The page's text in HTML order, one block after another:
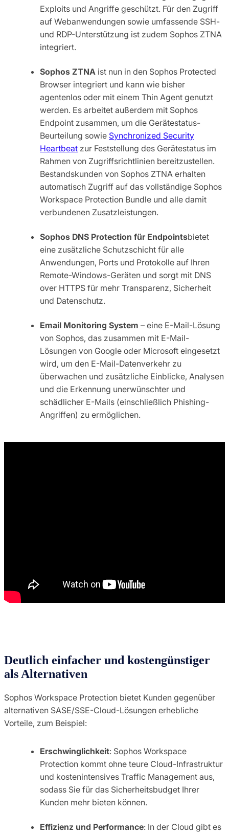
Exploits und Angriffe geschützt. Für den Zugriff
auf Webanwendungen sowie umfassende SSH-
und RDP-Unterstützung ist zudem Sophos ZTNA
integriert.
Sophos ZTNA ist nun in den Sophos Protected
Browser integriert und kann wie bisher
agentenlos oder mit einem Thin Agent genutzt
werden. Es arbeitet außerdem mit Sophos
Endpoint zusammen, um die Gerätestatus-
Beurteilung sowie Synchronized Security
Heartbeat zur Feststellung des Gerätestatus im
Rahmen von Zugriffsrichtlinien bereitzustellen.
Bestandskunden von Sophos ZTNA erhalten
automatisch Zugriff auf das vollständige Sophos
Workspace Protection Bundle und alle damit
verbundenen Zusatzleistungen.
Sophos DNS Protection für Endpointsbietet
eine zusätzliche Schutzschicht für alle
Anwendungen, Ports und Protokolle auf Ihren
Remote-Windows-Geräten und sorgt mit DNS
over HTTPS für mehr Transparenz, Sicherheit
und Datenschutz.
Email Monitoring System – eine E-Mail-Lösung
von Sophos, das zusammen mit E-Mail-
Lösungen von Google oder Microsoft eingesetzt
wird, um den E-Mail-Datenverkehr zu
überwachen und zusätzliche Einblicke, Analysen
und die Erkennung unerwünschter und
schädlicher E-Mails (einschließlich Phishing-
Angriffen) zu ermöglichen.
Deutlich einfacher und kostengünstiger
als Alternativen
Sophos Workspace Protection bietet Kunden gegenüber
alternativen SASE/SSE-Cloud-Lösungen erhebliche
Vorteile, zum Beispiel:
Erschwinglichkeit: Sophos Workspace
Protection kommt ohne teure Cloud-Infrastruktur
und kostenintensives Traffic Management aus,
sodass Sie für das Sicherheitsbudget Ihrer
Kunden mehr bieten können.
Effizienz und Performance: In der Cloud gibt es